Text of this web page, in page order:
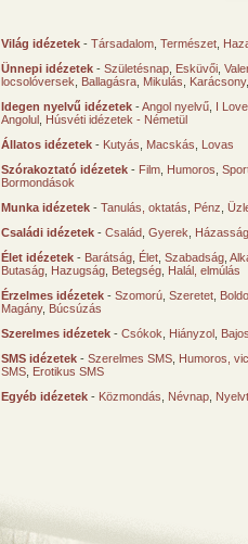
Világ idézetek - Társadalom Természet
Ünnepi idézetek - Születésnap Esküvői
locsolóversek
Ballagásra Mikulás Karácsony
Idegen nyelvű idézetek -Angol nyelvű I
Angolul Húsvéti idézetek - Németül
Állatos idézetek - Kutyás Macskás
Lovas
Szórakoztató idézetek - Film Humoros
Bormondások
Munka idézetek - Tanulás, oktatás Pénz
Családi idézetek - Család Gyerek
Élet idézetek - Barátság Élet Szabadság
Butaság Hazugság Betegség Halál, elmúlás
Érzelmes idézetek - Szomorú Szeretet
Magány, Búcsúzás
Szerelmes idézetek - Csókok Hiányzol
SMS idézetek - Szerelmes SMS Humoros,
SMS Erotikus SMS
Egyéb idézetek - Közmondás Névnap